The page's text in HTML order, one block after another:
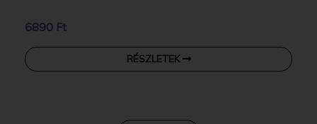
6890 Ft
RÉSZLETEK